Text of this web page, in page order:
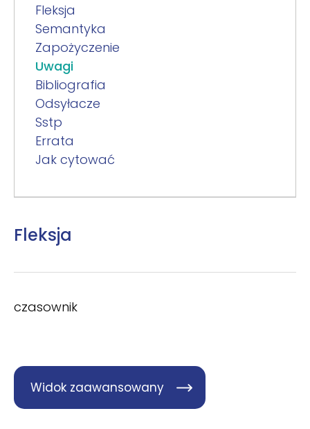
Fleksja
Semantyka
Zapożyczenie
Uwagi
Bibliografia
Odsyłacze
Sstp
Errata
Jak cytować
Fleksja
czasownik
Widok zaawansowany